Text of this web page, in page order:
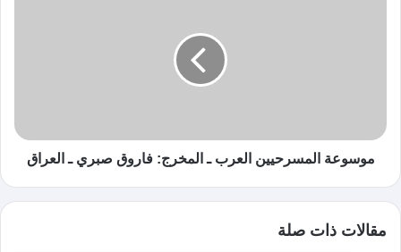
موسوعة المسرحيين العرب ـ المخرج: فاروق صبري ـ العراق
مقالات ذات صلة